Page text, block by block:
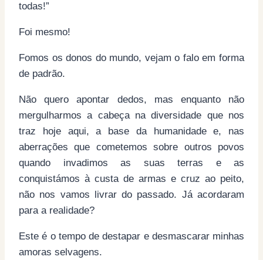
todas!”
Foi mesmo!
Fomos os donos do mundo, vejam o falo em forma
de padrão.
Não quero apontar dedos, mas enquanto não
mergulharmos a cabeça na diversidade que nos
traz hoje aqui, a base da humanidade e, nas
aberrações que cometemos sobre outros povos
quando invadimos as suas terras e as
conquistámos à custa de armas e cruz ao peito,
não nos vamos livrar do passado. Já acordaram
para a realidade?
Este é o tempo de destapar e desmascarar minhas
amoras selvagens.